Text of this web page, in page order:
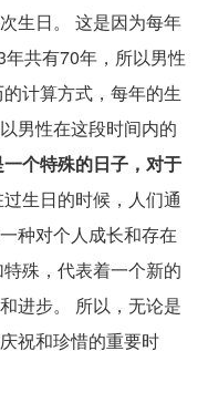
生日。 这是因为每年
共有70年，所以男性
计算方式，每年的生
男性在这段时间内的
个特殊的日子，对于
生日的时候，人们通
种对个人成长和存在
殊，代表着一个新的
进步。 所以，无论是
祝和珍惜的重要时